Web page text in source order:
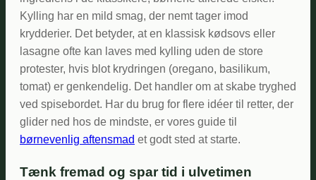
Kylling har en mild smag, der nemt tager imod
krydderier. Det betyder, at en klassisk kødsovs eller
lasagne ofte kan laves med kylling uden de store
protester, hvis blot krydringen (oregano, basilikum,
tomat) er genkendelig. Det handler om at skabe tryghed
ved spisebordet. Har du brug for flere idéer til retter, der
glider ned hos de mindste, er vores guide til
børnevenlig aftensmad et godt sted at starte.
Tænk fremad og spar tid i ulvetimen